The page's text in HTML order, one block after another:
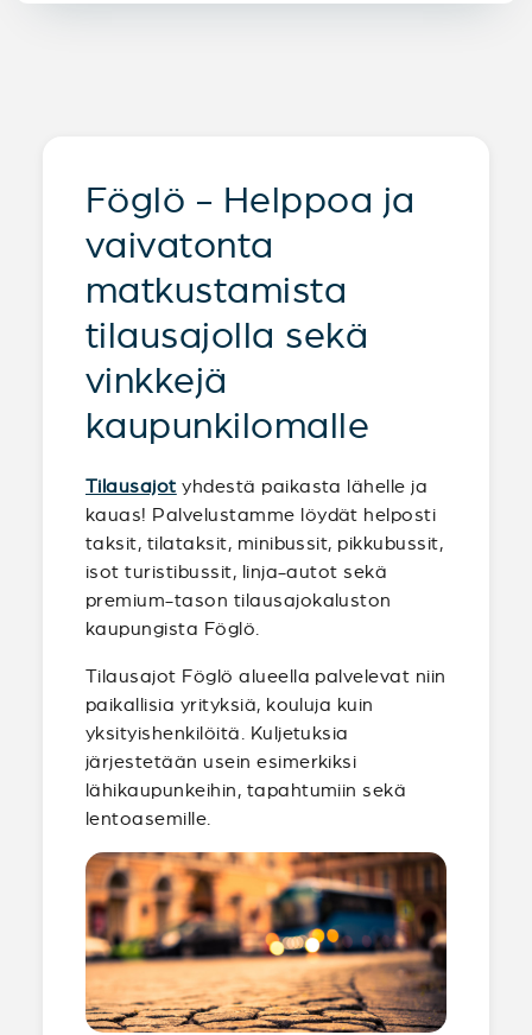
Föglö - Helppoa ja
vaivatonta
matkustamista
tilausajolla sekä
vinkkejä
kaupunkilomalle
Tilausajot yhdestä paikasta lähelle ja
kauas! Palvelustamme löydät helposti
taksit, tilataksit, minibussit, pikkubussit,
isot turistibussit, linja-autot sekä
premium-tason tilausajokaluston
kaupungista Föglö.
Tilausajot Föglö alueella palvelevat niin
paikallisia yrityksiä, kouluja kuin
yksityishenkilöitä. Kuljetuksia
järjestetään usein esimerkiksi
lähikaupunkeihin, tapahtumiin sekä
lentoasemille.